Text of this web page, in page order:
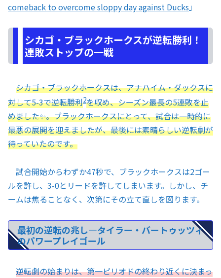
comeback to overcome sloppy day against Ducks 」
シカゴ・ブラックホークスが逆転勝利！
連敗ストップの一戦
シカゴ・ブラックホークスは、アナハイム・ダックスに
対して5-3で逆転勝利2を収め、シーズン最長の5連敗を止
めました✨。ブラックホークスにとって、試合は一時的に
最悪の展開を迎えましたが、最後には素晴らしい逆転劇が
待っていたのです。
試合開始からわずか47秒で、ブラックホークスは2ゴー
ルを許し、3-0とリードを許してしまいます。しかし、チ
ームは焦ることなく、次第にその立て直しを図ります。
最初の逆転の兆し—タイラー・バートゥッツィ
のパワープレイゴール
逆転劇の始まりは、第一ピリオドの終わり近くに決まっ